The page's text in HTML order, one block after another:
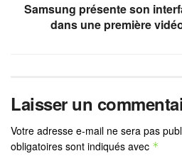
Samsung présente son
dans une première
Laisser un
Votre adresse e-mail ne sera pas
obligatoires sont indiqués avec *